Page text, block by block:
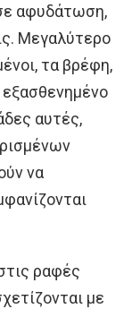
αφυδάτωση,
Μεγαλύτερο
τα βρέφη,
εξασθενημένο
αυτές,
να
ραφές
με